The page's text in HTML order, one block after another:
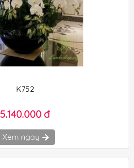
K752
5.140.000 đ
Xem ngay